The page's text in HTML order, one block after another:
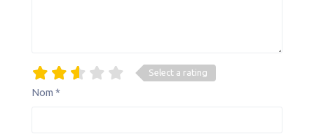
Select a rating
Nom *